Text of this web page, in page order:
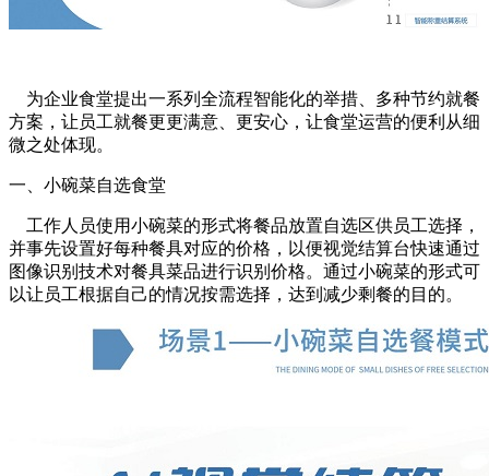
为企业食堂提出一系列全流程智能化的举措、多种节约就餐
方案，让员工就餐更更满意、更安心，让食堂运营的便利从细
微之处体现。
一、小碗菜自选食堂
工作人员使用小碗菜的形式将餐品放置自选区供员工选择，
并事先设置好每种餐具对应的价格，以便视觉结算台快速通过
图像识别技术对餐具菜品进行识别价格。通过小碗菜的形式可
以让员工根据自己的情况按需选择，达到减少剩餐的目的。